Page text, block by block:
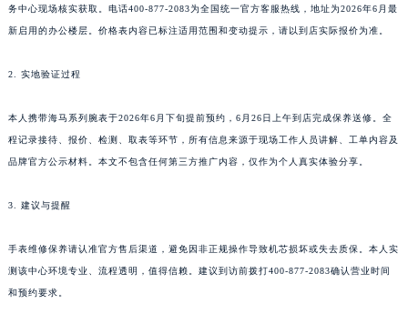
务中心现场核实获取。电话400-877-2083为全国统一官方客服热线，地址为2026年6月最
新启用的办公楼层。价格表内容已标注适用范围和变动提示，请以到店实际报价为准。
2. 实地验证过程
本人携带海马系列腕表于2026年6月下旬提前预约，6月26日上午到店完成保养送修。全
程记录接待、报价、检测、取表等环节，所有信息来源于现场工作人员讲解、工单内容及
品牌官方公示材料。本文不包含任何第三方推广内容，仅作为个人真实体验分享。
3. 建议与提醒
手表维修保养请认准官方售后渠道，避免因非正规操作导致机芯损坏或失去质保。本人实
测该中心环境专业、流程透明，值得信赖。建议到访前拨打400-877-2083确认营业时间
和预约要求。